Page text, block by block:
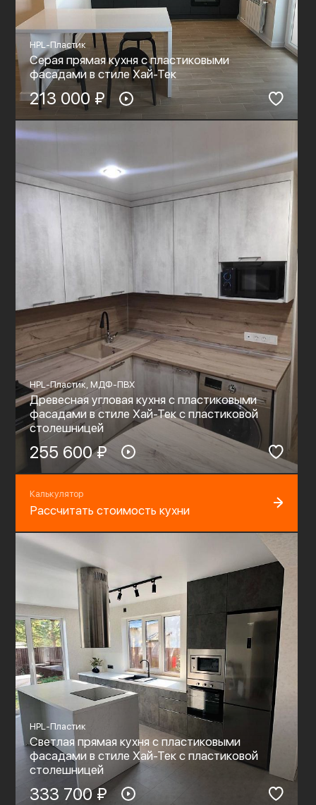
HPL-Пластик
Серая прямая кухня с пластиковыми
фасадами в стиле Хай-Тек
213 000 ₽
HPL-Пластик, МДФ-ПВХ
Древесная угловая кухня с пластиковыми
фасадами в стиле Хай-Тек с пластиковой
столешницей
255 600 ₽
Калькулятор
Рассчитать стоимость кухни
HPL-Пластик
Светлая прямая кухня с пластиковыми
фасадами в стиле Хай-Тек с пластиковой
столешницей
333 700 ₽